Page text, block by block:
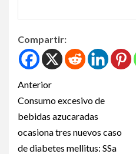
Compartir:
Anterior
Consumo excesivo de
bebidas azucaradas
ocasiona tres nuevos caso
de diabetes mellitus: SSa